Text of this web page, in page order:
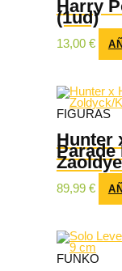
Harry
(1ud)
13,00 €
FIGURAS
Hunter
89,99 €
FUNKO